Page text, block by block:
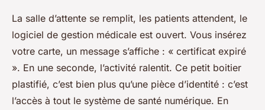
La salle d’attente se remplit, les patients attendent, le
logiciel de gestion médicale est ouvert. Vous insérez
votre carte, un message s’affiche : « certificat expiré
». En une seconde, l’activité ralentit. Ce petit boitier
plastifié, c’est bien plus qu’une pièce d’identité : c’est
l’accès à tout le système de santé numérique. En